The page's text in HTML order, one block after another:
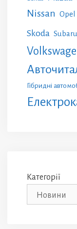
Nissan Opel
Skoda Subaru
Гібридні
Категорії